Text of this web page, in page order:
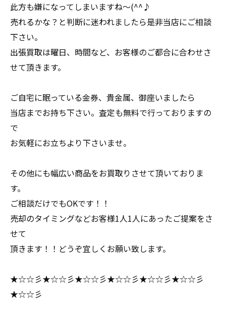
此方も嫌になってしまいますね～(^^♪
売れるかな？と判断に迷われましたら是非当店にご相談
下さい。
出張買取は曜日、時間など、お客様のご都合に合わせさ
せて頂きます。
ご自宅に眠っている金券、貴金属、御座いましたら
当店までお持ち下さい。査定も無料で行っておりますの
で
お気軽にお立ちより下さいませ。
その他にも幅広い商品をお買取りさせて頂いておりま
す。
ご相談だけでもOKです！！
売却のタイミングなどお客様1人1人にあったご提案をさ
せて
頂きます！！どうぞ宜しくお願い致します。
★☆☆彡★☆☆彡★☆☆彡★☆☆彡★☆☆彡★☆☆彡
★☆☆彡